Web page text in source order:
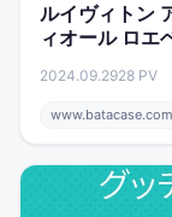
ルイヴィトン
ィオール ロエ
2024.09.2928 PV
www.batacase.com